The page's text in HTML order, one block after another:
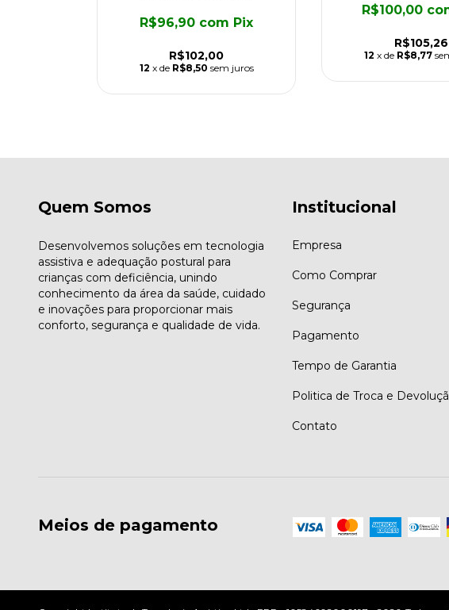
R$102,00
R$96,90 com Pix
12 x de R$8,50 sem juros
R$105,26
R$100,00
12 x de R$8,77
Quem Somos
Desenvolvemos soluções em tecnologia
assistiva e adequação postural para
crianças com deficiência, unindo
conhecimento da área da saúde, cuidado
e inovações para proporcionar mais
conforto, segurança e qualidade de vida.
Institucional
Empresa
Como Comprar
Segurança
Pagamento
Tempo de Garantia
Politica de Troca e
Contato
Meios de pagamento